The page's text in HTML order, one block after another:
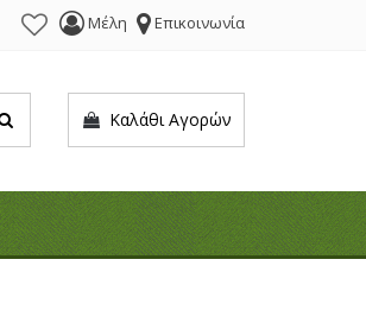
Μέλη Επικοινωνία
Καλάθι Αγορών